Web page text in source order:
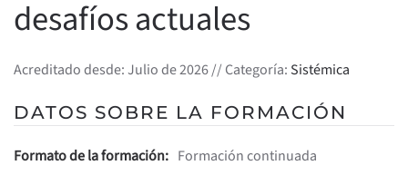
desafíos actuales
Acreditado desde: Julio de 2026 // Categoría: Sistémica
DATOS SOBRE LA FORMACIÓN
Formato de la formación: Formación continuada